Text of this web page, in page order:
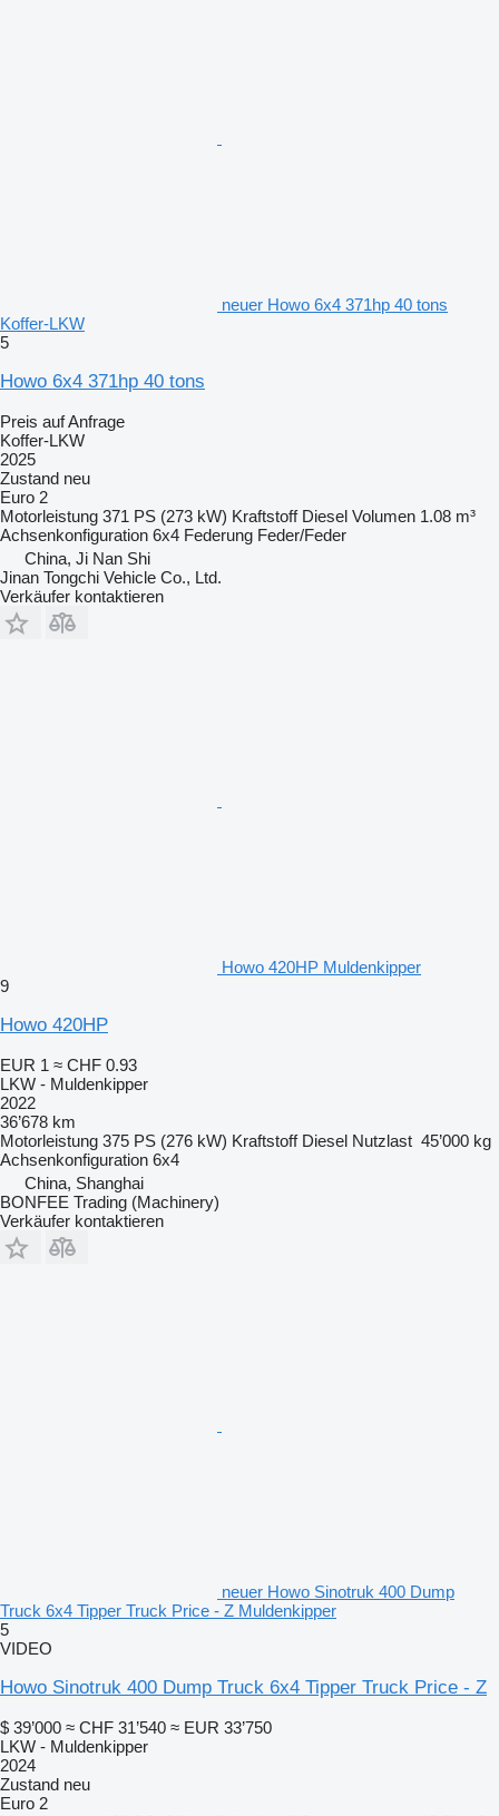
neuer Howo 6x4 371hp 40 tons
Koffer-LKW
5
Howo 6x4 371hp 40 tons
Preis auf Anfrage
Koffer-LKW
2025
Zustand neu
Euro 2
Motorleistung 371 PS (273 kW) Kraftstoff Diesel Volumen 1.08 m³
Achsenkonfiguration 6x4 Federung Feder/Feder
China, Ji Nan Shi
Jinan Tongchi Vehicle Co., Ltd.
Verkäufer kontaktieren
Howo 420HP Muldenkipper
9
Howo 420HP
EUR 1 ≈ CHF 0.93
LKW - Muldenkipper
2022
36’678 km
Motorleistung 375 PS (276 kW) Kraftstoff Diesel Nutzlast 45’000 kg
Achsenkonfiguration 6x4
China, Shanghai
BONFEE Trading (Machinery)
Verkäufer kontaktieren
neuer Howo Sinotruk 400 Dump
Truck 6x4 Tipper Truck Price - Z Muldenkipper
5
VIDEO
Howo Sinotruk 400 Dump Truck 6x4 Tipper Truck Price - Z
$ 39’000 ≈ CHF 31’540 ≈ EUR 33’750
LKW - Muldenkipper
2024
Zustand neu
Euro 2